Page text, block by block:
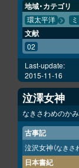
地域・カテゴリ
環太平洋
文献
02
Last-update:
2015-11-16
泣澤女神
なきさわめのかみ
古事記
泣沢女神（なきさ
日本書紀